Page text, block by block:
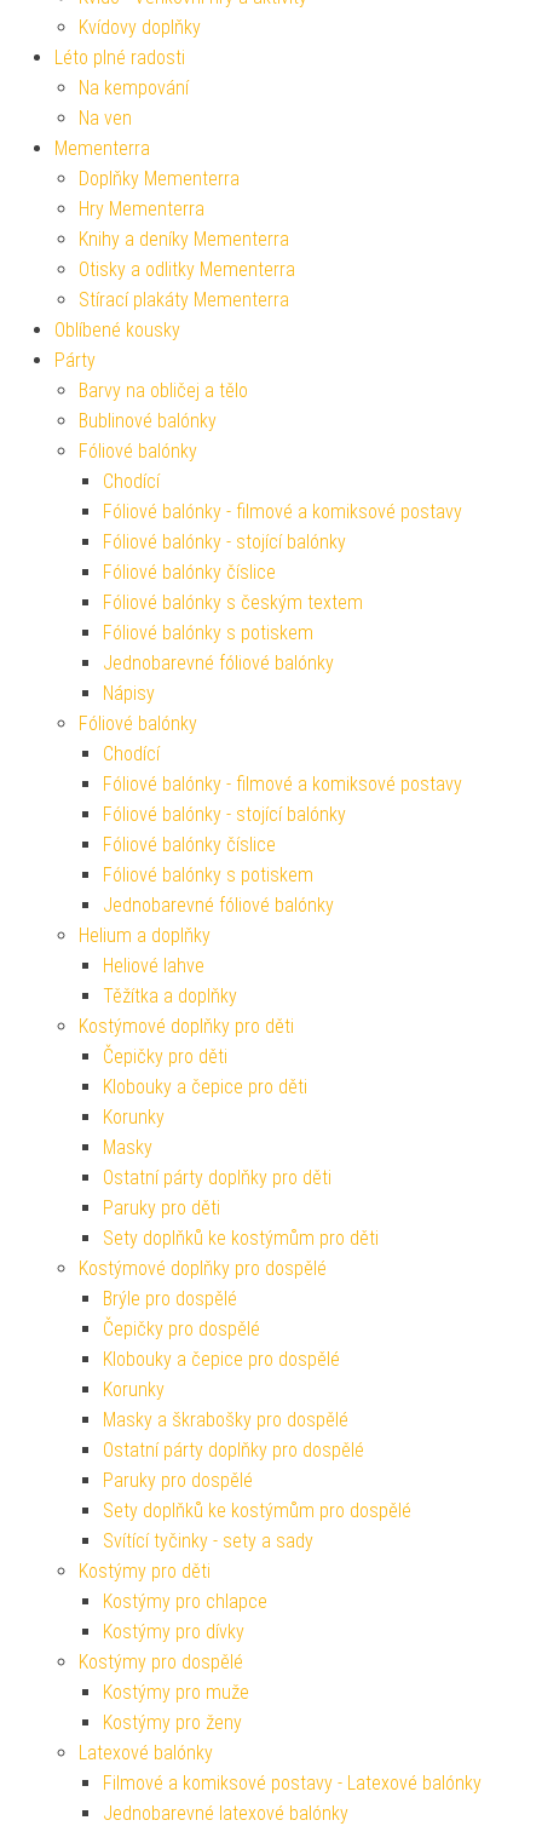
Kvídovy doplňky
Léto plné radosti
Na kempování
Na ven
Mementerra
Doplňky Mementerra
Hry Mementerra
Knihy a deníky Mementerra
Otisky a odlitky Mementerra
Stírací plakáty Mementerra
Oblíbené kousky
Párty
Barvy na obličej a tělo
Bublinové balónky
Fóliové balónky
Chodící
Fóliové balónky - filmové a komiksové postavy
Fóliové balónky - stojící balónky
Fóliové balónky číslice
Fóliové balónky s českým textem
Fóliové balónky s potiskem
Jednobarevné fóliové balónky
Nápisy
Fóliové balónky
Chodící
Fóliové balónky - filmové a komiksové postavy
Fóliové balónky - stojící balónky
Fóliové balónky číslice
Fóliové balónky s potiskem
Jednobarevné fóliové balónky
Helium a doplňky
Heliové lahve
Těžítka a doplňky
Kostýmové doplňky pro děti
Čepičky pro děti
Klobouky a čepice pro děti
Korunky
Masky
Ostatní párty doplňky pro děti
Paruky pro děti
Sety doplňků ke kostýmům pro děti
Kostýmové doplňky pro dospělé
Brýle pro dospělé
Čepičky pro dospělé
Klobouky a čepice pro dospělé
Korunky
Masky a škrabošky pro dospělé
Ostatní párty doplňky pro dospělé
Paruky pro dospělé
Sety doplňků ke kostýmům pro dospělé
Svítící tyčinky - sety a sady
Kostýmy pro děti
Kostýmy pro chlapce
Kostýmy pro dívky
Kostýmy pro dospělé
Kostýmy pro muže
Kostýmy pro ženy
Latexové balónky
Filmové a komiksové postavy - Latexové balónky
Jednobarevné latexové balónky